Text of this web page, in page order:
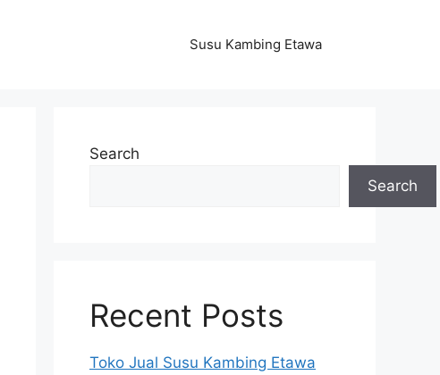
Susu Kambing Etawa
Search
Search
Recent Posts
Toko Jual Susu Kambing Etawa